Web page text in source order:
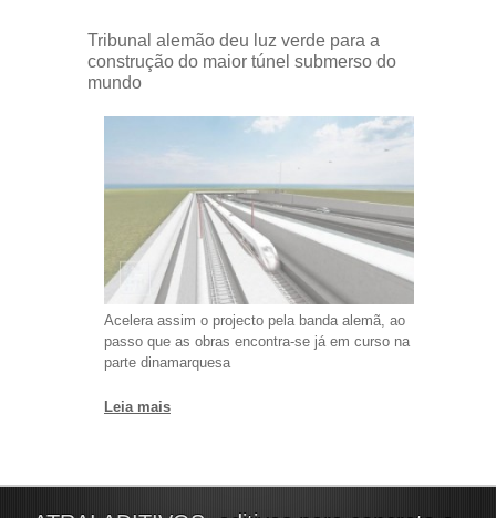
Tribunal alemão deu luz verde para a
construção do maior túnel submerso do
mundo
Acelera assim o projecto pela banda alemã, ao
passo que as obras encontra-se já em curso na
parte dinamarquesa
Leia mais